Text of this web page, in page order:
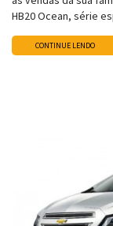
HB20 Ocean, série
CONTINUE LENDO